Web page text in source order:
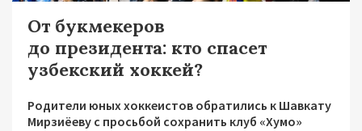
От букмекеров
до президента: кто спасет
узбекский хоккей?
Родители юных хоккеистов обратились к Шавкату
Мирзиёеву с просьбой сохранить клуб «Хумо»